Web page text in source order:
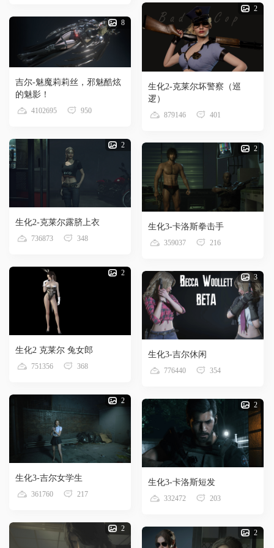
8
吉尔-魅魔莉莉丝，邪魅酷炫
的魅影！
4102695 950
2
生化2-克莱尔露脐上衣
736873 348
2
生化2 克莱尔 兔女郎
751356 368
2
生化3-吉尔女学生
361760 217
2
2
生化2-克莱尔坏警察（巡
逻）
879146 401
2
生化3-卡洛斯拳击手
359037 216
3
生化3-吉尔休闲
776440 354
2
生化3-卡洛斯短发
332472 203
2